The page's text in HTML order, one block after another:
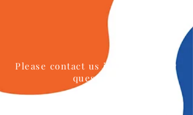
Please contact us if you have any
questions